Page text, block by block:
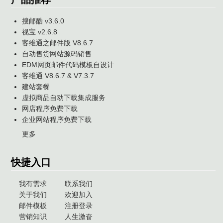
搜邮酷 v3.6.0
视宝 v2.6.8
客维通之邮件版 V8.6.7
自动售货网站源码销售
EDM网页邮件代码模板自设计
客维通 V8.6.7 & V7.3.7
建站套餐
虚拟商品自动下载集成服务
网店程序免费下载
企业网站程序免费下载
更多
快捷入口
我有需求
联系我们
关于我们
欢迎加入
邮件模板
注册登录
营销知识
人生激奋